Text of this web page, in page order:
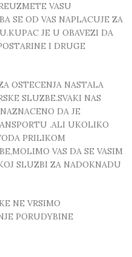
VASU
SE OD VAS NAPLACUJE ZA
JE U OBAVEZI DA
I DRUGE
OSTECENJA NASTALA
SLUZBE.SVAKI NAS
DA JE
.ALI UKOLIKO
PRILIKOM
VAS DA SE VASIM
SLUZBI ZA NADOKNADU
NE VRSIMO
PORUDYBINE